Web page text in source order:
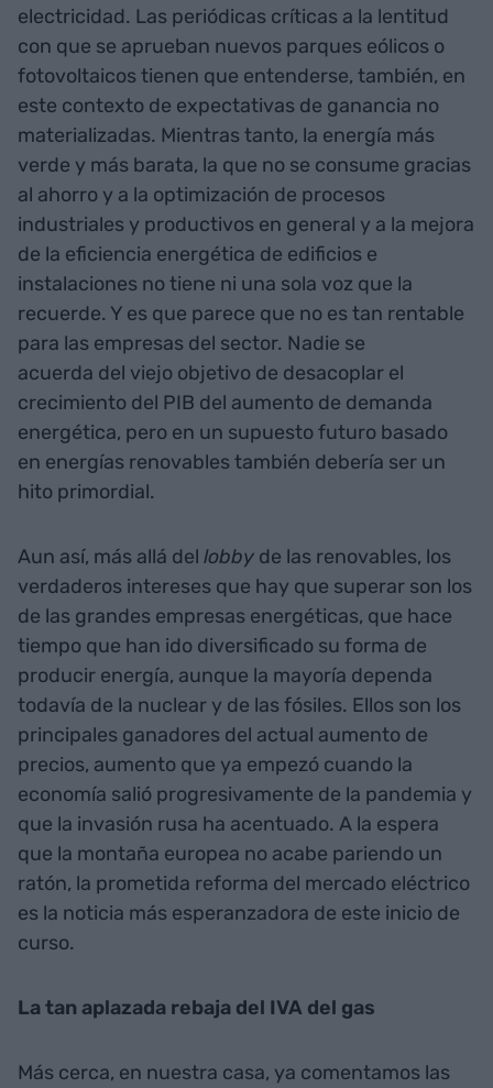
electricidad. Las periódicas críticas a la lentitud
con que se aprueban nuevos parques eólicos o
fotovoltaicos tienen que entenderse, también, en
este contexto de expectativas de ganancia no
materializadas. Mientras tanto, la energía más
verde y más barata, la que no se consume gracias
al ahorro y a la optimización de procesos
industriales y productivos en general y a la mejora
de la eficiencia energética de edificios e
instalaciones no tiene ni una sola voz que la
recuerde. Y es que parece que no es tan rentable
para las empresas del sector. Nadie se
acuerda del viejo objetivo de desacoplar el
crecimiento del PIB del aumento de demanda
energética, pero en un supuesto futuro basado
en energías renovables también debería ser un
hito primordial.
Aun así, más allá del lobby de las renovables, los
verdaderos intereses que hay que superar son los
de las grandes empresas energéticas, que hace
tiempo que han ido diversificado su forma de
producir energía, aunque la mayoría dependa
todavía de la nuclear y de las fósiles. Ellos son los
principales ganadores del actual aumento de
precios, aumento que ya empezó cuando la
economía salió progresivamente de la pandemia y
que la invasión rusa ha acentuado. A la espera
que la montaña europea no acabe pariendo un
ratón, la prometida reforma del mercado eléctrico
es la noticia más esperanzadora de este inicio de
curso.
La tan aplazada rebaja del IVA del gas
Más cerca, en nuestra casa, ya comentamos las